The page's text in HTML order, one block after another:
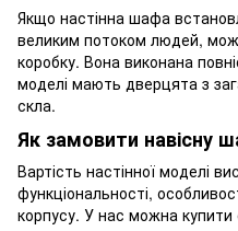
Якщо настінна шафа
великим потоком людей,
коробку. Вона виконана
моделі мають дверцята з
скла.
Як замовити навісну
Вартість настінної моделі
функціональності,
корпусу. У нас можна